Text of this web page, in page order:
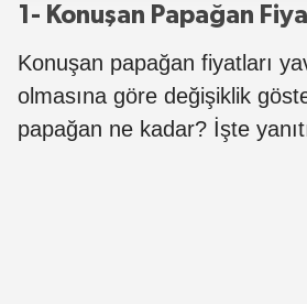
1- Konuşan Papağan
Konuşan papağan fiyatları
olmasına göre değişiklik
papağan ne kadar? İşte